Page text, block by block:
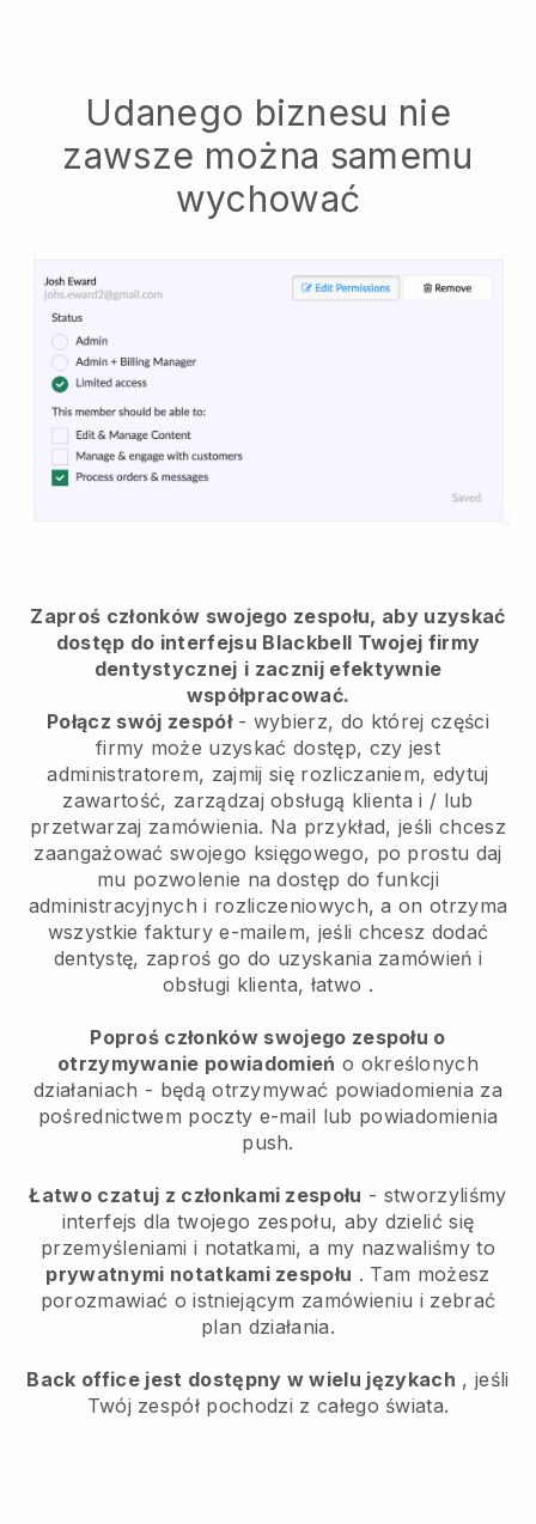
Udanego biznesu nie
zawsze można samemu
wychować
Zaproś członków swojego zespołu, aby uzyskać
dostęp do interfejsu Blackbell Twojej firmy
dentystycznej i zacznij efektywnie
współpracować.
Połącz swój zespół- wybierz, do której części
firmy może uzyskać dostęp, czy jest
administratorem, zajmij się rozliczaniem, edytuj
zawartość, zarządzaj obsługą klienta i / lub
przetwarzaj zamówienia. Na przykład, jeśli chcesz
zaangażować swojego księgowego, po prostu daj
mu pozwolenie na dostęp do funkcji
administracyjnych i rozliczeniowych, a on otrzyma
wszystkie faktury e-mailem, jeśli chcesz dodać
dentystę, zaproś go do uzyskania zamówień i
obsługi klienta, łatwo .
Poproś członków swojego zespołu o
otrzymywanie powiadomień o określonych
działaniach - będą otrzymywać powiadomienia za
pośrednictwem poczty e-mail lub powiadomienia
push.
Łatwo czatuj z członkami zespołu - stworzyliśmy
interfejs dla twojego zespołu, aby dzielić się
przemyśleniami i notatkami, a my nazwaliśmy to
prywatnymi notatkami zespołu . Tam możesz
porozmawiać o istniejącym zamówieniu i zebrać
plan działania.
Back office jest dostępny w wielu językach , jeśli
Twój zespół pochodzi z całego świata.